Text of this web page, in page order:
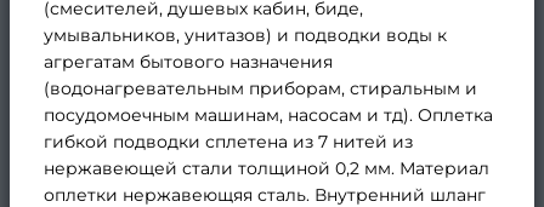
(смесителей, душевых кабин, биде,
умывальников, унитазов) и подводки воды к
агрегатам бытового назначения
(водонагревательным приборам, стиральным и
посудомоечным машинам, насосам и тд). Оплетка
гибкой подводки сплетена из 7 нитей из
нержавеющей стали толщиной 0,2 мм. Материал
оплетки нержавеющяя сталь. Внутренний шланг